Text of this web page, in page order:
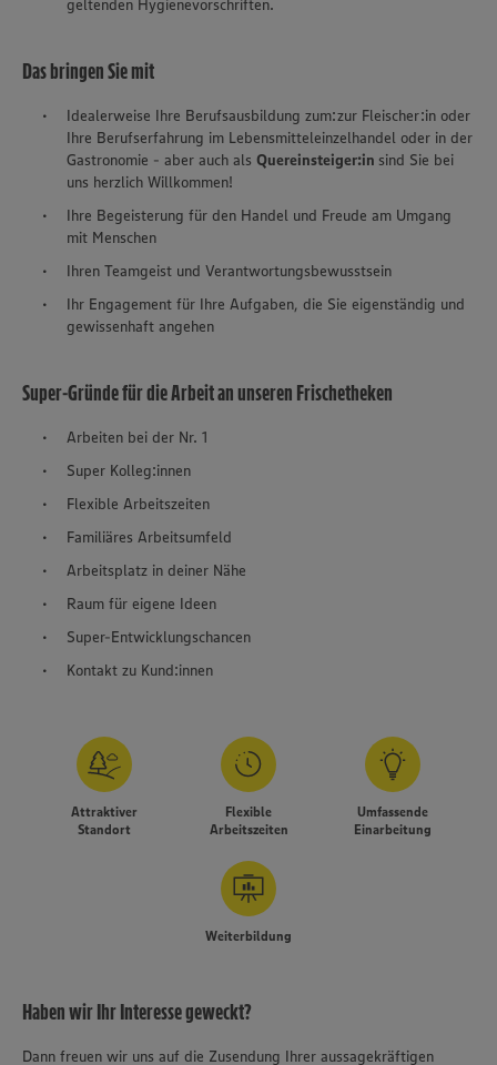
geltenden Hygienevorschriften.
Das bringen Sie mit
Idealerweise Ihre Berufsausbildung zum:zur Fleischer:in oder
Ihre Berufserfahrung im Lebensmitteleinzelhandel oder in der
Gastronomie - aber auch als Quereinsteiger:in sind Sie bei
uns herzlich Willkommen!
Ihre Begeisterung für den Handel und Freude am Umgang
mit Menschen
Ihren Teamgeist und Verantwortungsbewusstsein
Ihr Engagement für Ihre Aufgaben, die Sie eigenständig und
gewissenhaft angehen
Super-Gründe für die Arbeit an unseren Frischetheken
Arbeiten bei der Nr. 1
Super Kolleg:innen
Flexible Arbeitszeiten
Familiäres Arbeitsumfeld
Arbeitsplatz in deiner Nähe
Raum für eigene Ideen
Super-Entwicklungschancen
Kontakt zu Kund:innen
Attraktiver
Standort
Flexible
Arbeitszeiten
Umfassende
Einarbeitung
Weiterbildung
Haben wir Ihr Interesse geweckt?
Dann freuen wir uns auf die Zusendung Ihrer aussagekräftigen